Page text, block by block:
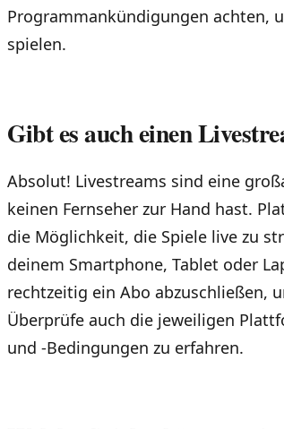
Programmankündigungen achten,
spielen.
Gibt es auch einen
Absolut! Livestreams sind eine
keinen Fernseher zur Hand hast.
die Möglichkeit, die Spiele live zu
deinem Smartphone, Tablet oder
rechtzeitig ein Abo abzuschließen,
Überprüfe auch die jeweiligen
und -Bedingungen zu erfahren.